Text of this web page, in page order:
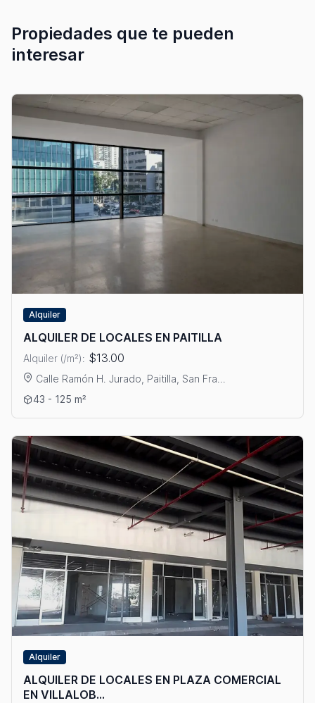
Propiedades que te pueden
interesar
Alquiler
ALQUILER DE LOCALES EN PAITILLA
Alquiler (/m²): $13.00
Calle Ramón H. Jurado, Paitilla, San Fra...
Ver detalles: ALQUILER DE LOCALES EN PAITILLA
43 - 125 m²
Alquiler
ALQUILER DE LOCALES EN PLAZA COMERCIAL
EN VILLALOB...